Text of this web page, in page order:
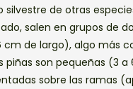
silvestre de otras
salen en grupos de
de largo), algo más
piñas son pequeñas (3
sobre las ramas